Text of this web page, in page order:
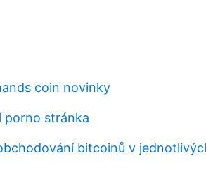
coin novinky
porno stránka
bitcoinů v